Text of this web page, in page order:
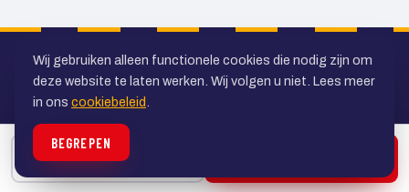
Uw specialist in personenvervoer in de
regio Utrecht. Al ruim veertig jaar
Wij gebruiken alleen functionele cookies die nodig zijn om
deze website te laten werken. Wij volgen u niet. Lees meer
in ons cookiebeleid
BEGREPEN
BELLEN